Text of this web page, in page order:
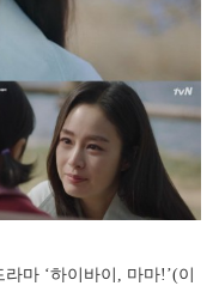
마 ‘하이바이, 마마!’(이